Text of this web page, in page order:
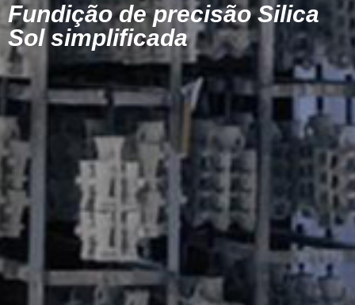
Fundição de precisão Silica
Sol simplificada